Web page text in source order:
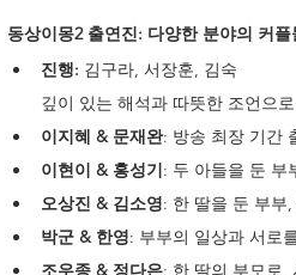
동상이몽2 출연진: 다양한 분야의 커
진행: 김구라, 서장훈, 김숙
깊이 있는 해석과 따뜻한 조언으
이지혜 & 문재완: 방송 최장 기간
이현이 & 홍성기: 두 아들을 둔 부
오상진 & 김소영: 한 딸을 둔 부부
박군 & 한영: 부부의 일상과 서로
조우종 & 정다은: 한 딸의 부모로,